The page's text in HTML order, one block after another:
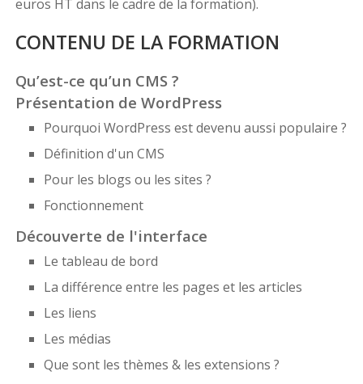
euros HT dans le cadre de la formation).
CONTENU DE LA FORMATION
Qu’est-ce qu’un CMS ?
Présentation de WordPress
Pourquoi WordPress est devenu aussi populaire ?
Définition d'un CMS
Pour les blogs ou les sites ?
Fonctionnement
Découverte de l'interface
Le tableau de bord
La différence entre les pages et les articles
Les liens
Les médias
Que sont les thèmes & les extensions ?